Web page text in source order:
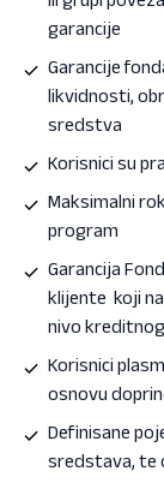
garancije
Garancije
likvidnosti,
sredstva
Korisnici su
Maksimalni
program
Garancija
klijente koji
nivo kreditnog
Korisnici
osnovu
Definisane
sredstava, te